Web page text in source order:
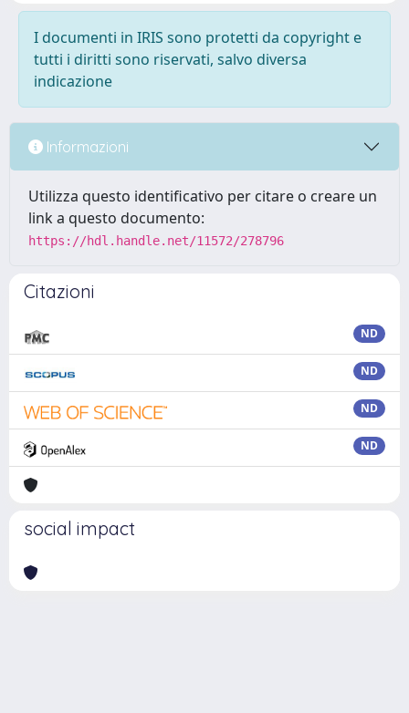
I documenti in IRIS sono protetti da copyright e
tutti i diritti sono riservati, salvo diversa
indicazione
Informazioni
Utilizza questo identificativo per citare o creare un
link a questo documento:
https://hdl.handle.net/11572/278796
Citazioni
ND
ND
ND
ND
social impact